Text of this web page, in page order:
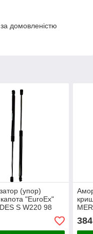
домовленістю
(упор)
"EuroEx"
S W220 98
mm
384